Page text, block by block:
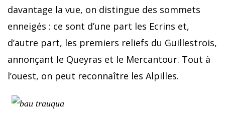
davantage la vue, on distingue des sommets
enneigés : ce sont d’une part les Ecrins et,
d’autre part, les premiers reliefs du Guillestrois,
annonçant le Queyras et le Mercantour. Tout à
l’ouest, on peut reconnaître les Alpilles.